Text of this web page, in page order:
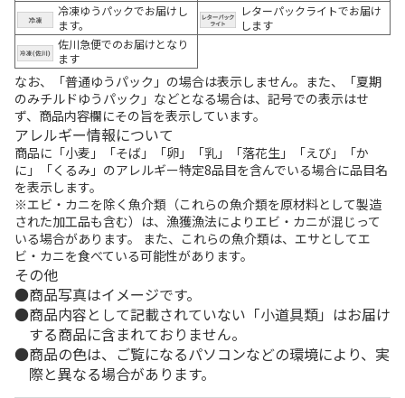
冷凍ゆうパックでお届けし
ます。
レターパックライトでお届け
します
佐川急便でのお届けとなり
ます
なお、「普通ゆうパック」の場合は表示しません。また、「夏期
のみチルドゆうパック」などとなる場合は、記号での表示はせ
ず、商品内容欄にその旨を表示しています。
アレルギー情報について
商品に「小麦」「そば」「卵」「乳」「落花生」「えび」「か
に」「くるみ」のアレルギー特定8品目を含んでいる場合に品目名
を表示します。
※エビ・カニを除く魚介類（これらの魚介類を原材料として製造
された加工品も含む）は、漁獲漁法によりエビ・カニが混じって
いる場合があります。 また、これらの魚介類は、エサとしてエ
ビ・カニを食べている可能性があります。
その他
商品写真はイメージです。
商品内容として記載されていない「小道具類」はお届け
する商品に含まれておりません。
商品の色は、ご覧になるパソコンなどの環境により、実
際と異なる場合があります。